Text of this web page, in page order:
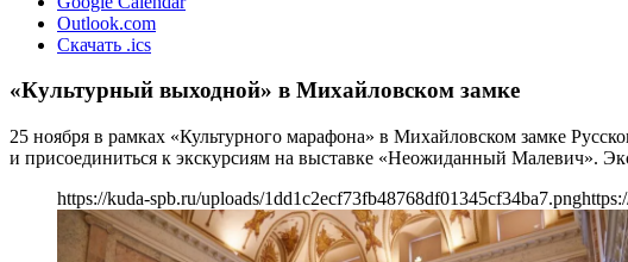
Outlook.com
Скачать .ics
«Культурный выходной» в Михайловском замке
25 ноября в рамках «Культурного марафона» в Михайловском замке
и присоединиться к экскурсиям на выставке «Неожиданный Малевич».
https://kuda-spb.ru/uploads/1dd1c2ecf73fb48768df01345cf34ba7.png